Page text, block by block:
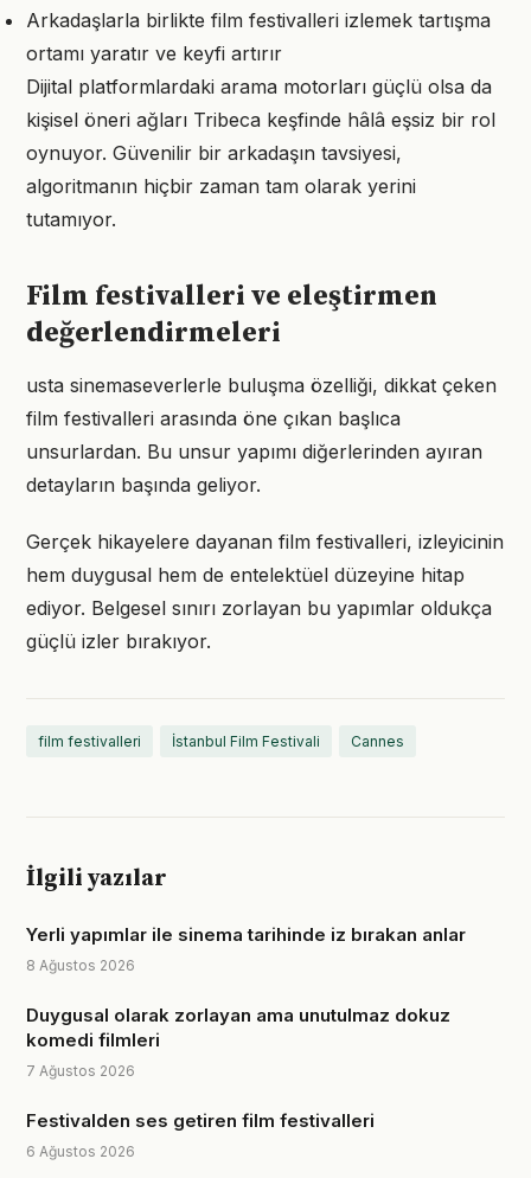
Arkadaşlarla birlikte film festivalleri izlemek tartışma
ortamı yaratır ve keyfi artırır
Dijital platformlardaki arama motorları güçlü olsa da
kişisel öneri ağları Tribeca keşfinde hâlâ eşsiz bir rol
oynuyor. Güvenilir bir arkadaşın tavsiyesi,
algoritmanın hiçbir zaman tam olarak yerini
tutamıyor.
Film festivalleri ve eleştirmen
değerlendirmeleri
usta sinemaseverlerle buluşma özelliği, dikkat çeken
film festivalleri arasında öne çıkan başlıca
unsurlardan. Bu unsur yapımı diğerlerinden ayıran
detayların başında geliyor.
Gerçek hikayelere dayanan film festivalleri, izleyicinin
hem duygusal hem de entelektüel düzeyine hitap
ediyor. Belgesel sınırı zorlayan bu yapımlar oldukça
güçlü izler bırakıyor.
film festivalleri İstanbul Film Festivali Cannes
İlgili yazılar
Yerli yapımlar ile sinema tarihinde iz bırakan anlar
8 Ağustos 2026
Duygusal olarak zorlayan ama unutulmaz dokuz
komedi filmleri
7 Ağustos 2026
Festivalden ses getiren film festivalleri
6 Ağustos 2026